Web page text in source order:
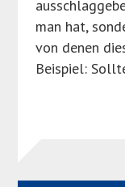
man hat,
von denen
Beispiel: